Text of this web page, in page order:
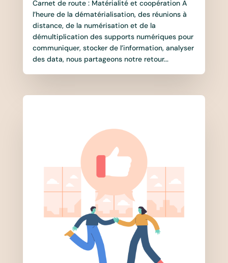
Carnet de route : Matérialité et coopération A
l’heure de la dématérialisation, des réunions à
distance, de la numérisation et de la
démultiplication des supports numériques pour
communiquer, stocker de l’information, analyser
des data, nous partageons notre retour...